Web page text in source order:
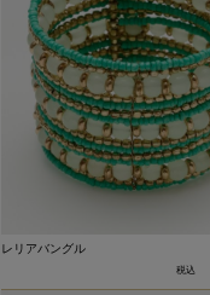
レリアバングル